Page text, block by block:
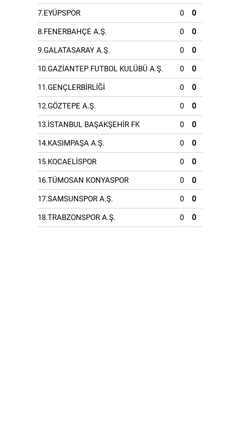
7.EYÜPSPOR 0 0
8.FENERBAHÇE A.Ş. 0 0
9.GALATASARAY A.Ş. 0 0
10.GAZİANTEP FUTBOL KULÜBÜ A.Ş. 0 0
11.GENÇLERBİRLİĞİ 0 0
12.GÖZTEPE A.Ş. 0 0
13.İSTANBUL BAŞAKŞEHİR FK 0 0
14.KASIMPAŞA A.Ş. 0 0
15.KOCAELİSPOR 0 0
16.TÜMOSAN KONYASPOR 0 0
17.SAMSUNSPOR A.Ş. 0 0
18.TRABZONSPOR A.Ş. 0 0